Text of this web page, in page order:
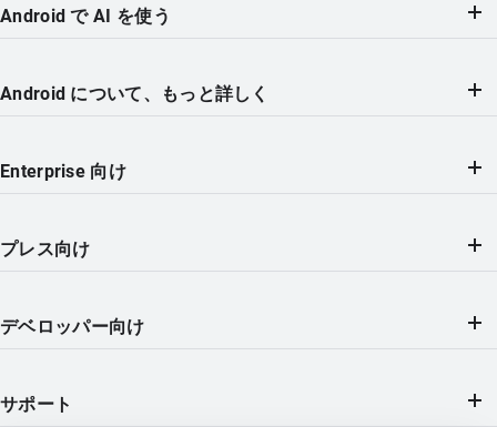
Android で AI を使う
Android について、もっと詳しく
Enterprise 向け
プレス向け
デベロッパー向け
サポート